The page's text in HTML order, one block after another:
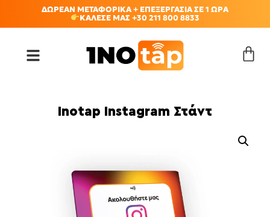
ΔΩΡΕΑΝ ΜΕΤΑΦΟΡΙΚΑ + ΕΠΕΞΕΡΓΑΣΙΑ ΣΕ 1 ΩΡΑ
ΚΑΛΕΣΕ ΜΑΣ +30 211 800 8833
Inotap Instagram Στάντ